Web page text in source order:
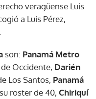
veragüense Luis
a Luis Pérez,
son: Panamá Metro
Occidente, Darién
Los Santos, Panamá
roster de 40, Chiriquí